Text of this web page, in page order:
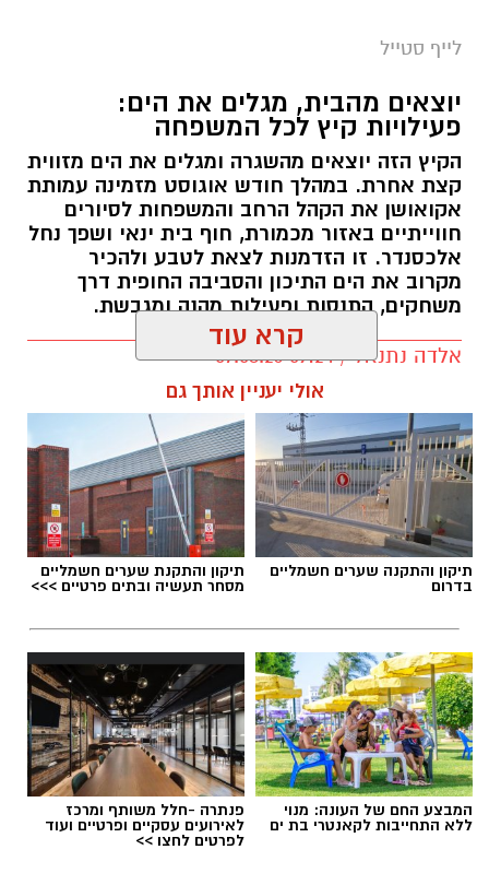
לייף סטייל
יוצאים מהבית, מגלים את הים:
פעילויות קיץ לכל המשפחה
הקיץ הזה יוצאים מהשגרה ומגלים את הים מזווית
קצת אחרת. במהלך חודש אוגוסט מזמינה עמותת
אקואושן את הקהל הרחב והמשפחות לסיורים
חווייתיים באזור מכמורת, חוף בית ינאי ושפך נחל
אלכסנדר. זו הזדמנות לצאת לטבע ולהכיר
מקרוב את הים התיכון והסביבה החופית דרך
משחקים, התנסות ופעילות מהנה ומגבשת.
אלדה נתנאל / 09:24 07.08.26
תגים:טיול
קרא עוד
אולי יעניין אותך גם
תיקון והתקנה שערים חשמליים
בדרום
תיקון והתקנת שערים חשמליים
מסחר תעשיה ובתים פרטיים >>>
המבצע החם של העונה: מנוי
ללא התחייבות לקאנטרי בת ים
פנתרה -חלל משותף ומרכז
לאירועים עסקיים ופרטיים ועוד
לפרטים לחצו >>